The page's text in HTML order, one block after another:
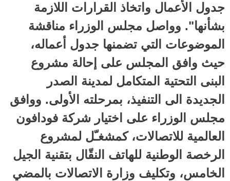
جدول الأعمال واتخاذ القرارات اللازمة
بشأنها". وواصل مجلس الوزراء مناقشة
الموضوعات التي تضمنها جدول أعماله،
حيث وافق المجلس على إحالة مشروع
البنى التحتية المتكامل لمدينة الصدر
الجديدة الى التنفيذ، بمرحلته الأولى. ووافق
مجلس الوزراء على اختيار شركة فودافون
العالمية للاتصالات، كمشغـّل لمشروع
الرخصة الوطنية للهاتف النقّال بتقنية الجيل
الخامس، وتكليف وزارة الاتصالات بالمضي